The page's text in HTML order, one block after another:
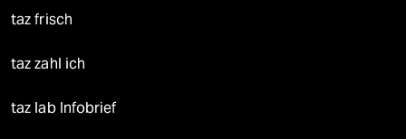
taz frisch
taz zahl ich
taz lab Infobrief